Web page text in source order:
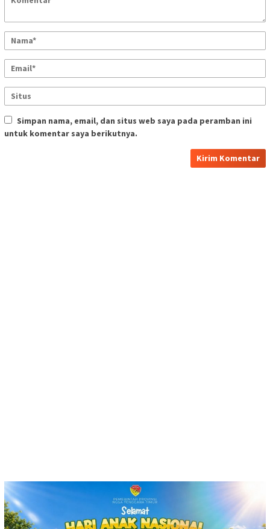
Simpan nama, email, dan situs web saya pada peramban ini
untuk komentar saya berikutnya.